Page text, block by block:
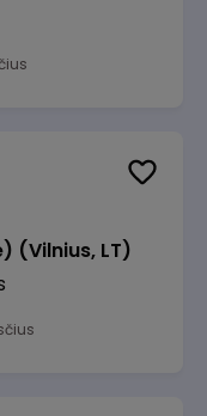
(Vilnius, LT)